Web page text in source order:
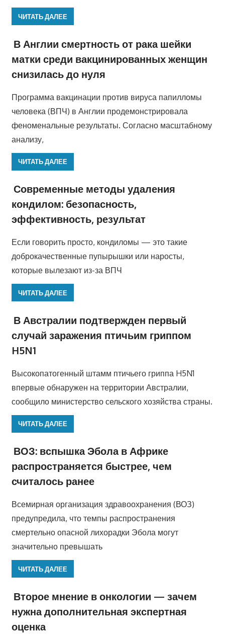
ЧИТАТЬ ДАЛЕЕ
В Англии смертность от рака шейки
матки среди вакцинированных женщин
снизилась до нуля
Программа вакцинации против вируса папилломы
человека (ВПЧ) в Англии продемонстрировала
феноменальные результаты. Согласно масштабному
анализу,
ЧИТАТЬ ДАЛЕЕ
Современные методы удаления
кондилом: безопасность,
эффективность, результат
Если говорить просто, кондиломы — это такие
доброкачественные пупырышки или наросты,
которые вылезают из-за ВПЧ
ЧИТАТЬ ДАЛЕЕ
В Австралии подтвержден первый
случай заражения птичьим гриппом
H5N1
Высокопатогенный штамм птичьего гриппа H5N1
впервые обнаружен на территории Австралии,
сообщило министерство сельского хозяйства страны.
ЧИТАТЬ ДАЛЕЕ
ВОЗ: вспышка Эбола в Африке
распространяется быстрее, чем
считалось ранее
Всемирная организация здравоохранения (ВОЗ)
предупредила, что темпы распространения
смертельно опасной лихорадки Эбола могут
значительно превышать
ЧИТАТЬ ДАЛЕЕ
Второе мнение в онкологии — зачем
нужна дополнительная экспертная
оценка